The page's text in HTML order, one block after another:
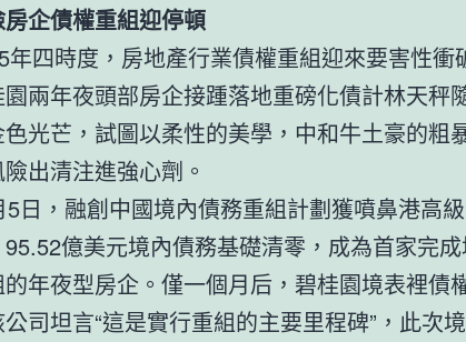
房企債權重組迎停頓
年四時度，房地產行業債權重組迎來要害性衝
兩年夜頭部房企接踵落地重磅化債計林天秤
光芒，試圖以柔性的美學，中和牛土豪的粗
出清注進強心劑。
5日，融創中國境內債務重組計劃獲噴鼻港高
億美元境內債務基礎清零，成為首家完
年夜型房企。僅一個月后，碧桂園境表裡債
司坦言“這是實行重組的主要里程碑”，此次